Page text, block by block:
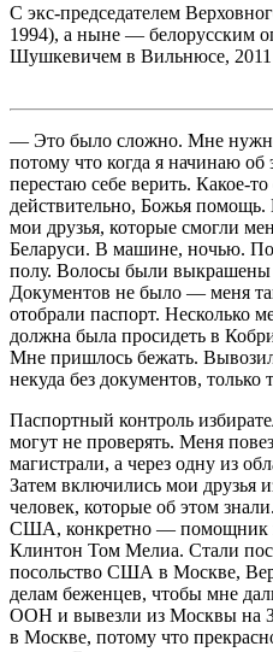
С экс-председателем
1994), а ныне — белорусским
Шушкевичем в Вильнюсе, 2011
— Это было сложно. Мне
потому что когда я начинаю об
перестаю себе верить. Какое-то
действительно, Божья
мои друзья, которые смогли
Беларуси. В машине, ночью.
полу. Волосы были выкрашены
Документов не было — меня
отобрали паспорт. Несколько
должна была просидеть в
Мне пришлось бежать.
некуда без документов,
Паспортный контроль
могут не проверять. Меня
магистрали, а через одну из
Затем включились мои друзья
человек, которые об этом
США, конкретно — помощник
Клинтон Том Мелиа. Стали
посольство США в Москве,
делам беженцев, чтобы мне
ООН и вывезли из Москвы на
в Москве, потому что